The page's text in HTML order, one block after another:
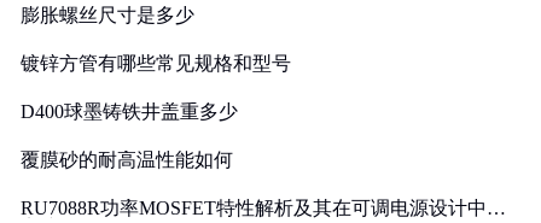
膨胀螺丝尺寸是多少
镀锌方管有哪些常见规格和型号
D400球墨铸铁井盖重多少
覆膜砂的耐高温性能如何
RU7088R功率MOSFET特性解析及其在可调电源设计中的